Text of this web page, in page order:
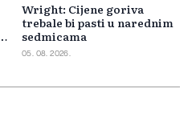
Wright: Cijene goriva
trebale bi pasti u narednim
sedmicama
05. 08. 2026.